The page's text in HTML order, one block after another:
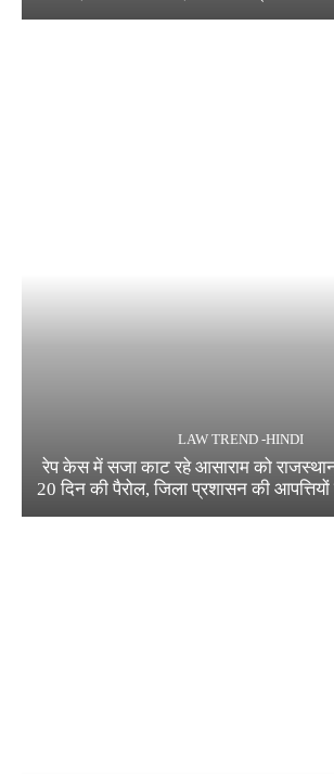
LAW TREND -HINDI
रेप केस में सजा काट रहे आसाराम को राजस्थान
20 दिन की पैरोल, जिला प्रशासन की आपत्तियों